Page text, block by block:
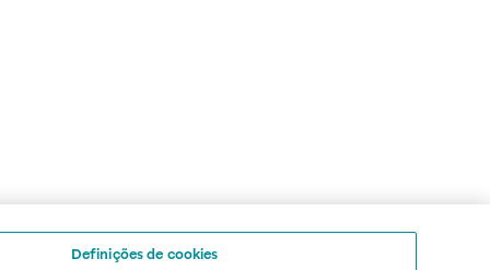
Definições de cookies